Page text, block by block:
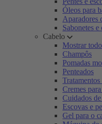
Óleos para
Aparadores
Sabonetes e
Cabelo
Mostrar
Champôs
Pomadas
Penteados
Tratamentos
Cremes
Cuidados
Escovas e
Gel para o